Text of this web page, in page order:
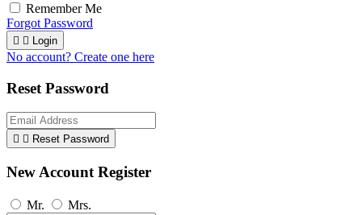
Remember Me
Forgot Password
  Login
No account? Create one here
Reset Password
  Reset Password
New Account Register
Mr. Mrs.